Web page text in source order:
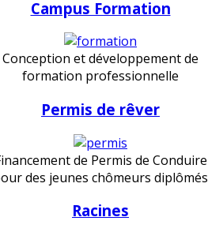
Campus Formation
Conception et développement de
formation professionnelle
Permis de rêver
de Permis de Conduire
des jeunes chômeurs diplômés
Racines